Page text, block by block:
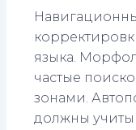
языка.
частые
зонами.
должны